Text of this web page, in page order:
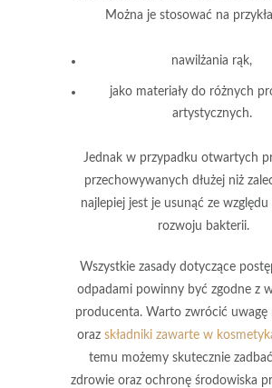
Można je stosować na
nawilżania rąk,
jako materiały do różnych
artystycznych.
Jednak w przypadku otwartych
przechowywanych dłużej niż
najlepiej jest je usunąć ze względu
rozwoju bakterii.
Wszystkie zasady dotyczące
odpadami powinny być zgodne z
producenta. Warto zwrócić uwagę
oraz składniki zawarte w
temu możemy skutecznie
zdrowie oraz ochronę środowiska